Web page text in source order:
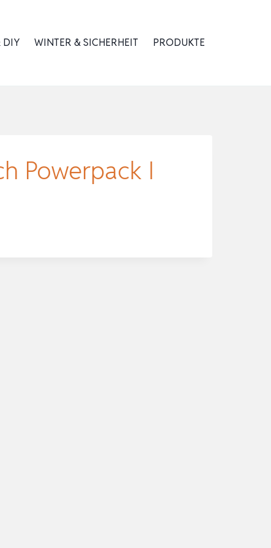
DIY WINTER & SICHERHEIT PRODUKTE
Powerpack I